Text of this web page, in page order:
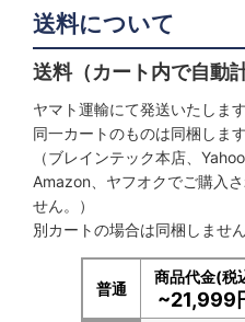
送料について
送料（カート内で自動
ヤマト運輸にて発送いたします
同一カートのものは同梱します
（ブレインテック本店、
Amazon、ヤフオクでご購入
せん。）
別カートの場合は同梱しません
普通
商品代金(税
~21,999